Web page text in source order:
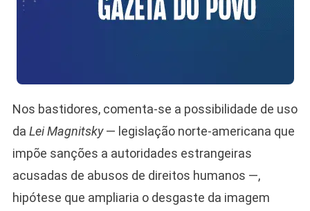
Nos bastidores, comenta-se a possibilidade de uso
da Lei Magnitsky— legislação norte-americana que
impõe sanções a autoridades estrangeiras
acusadas de abusos de direitos humanos —,
hipótese que ampliaria o desgaste da imagem